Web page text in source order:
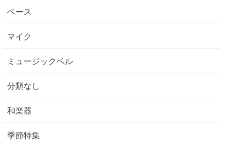
ベース
マイク
ミュージックベル
分類なし
和楽器
季節特集